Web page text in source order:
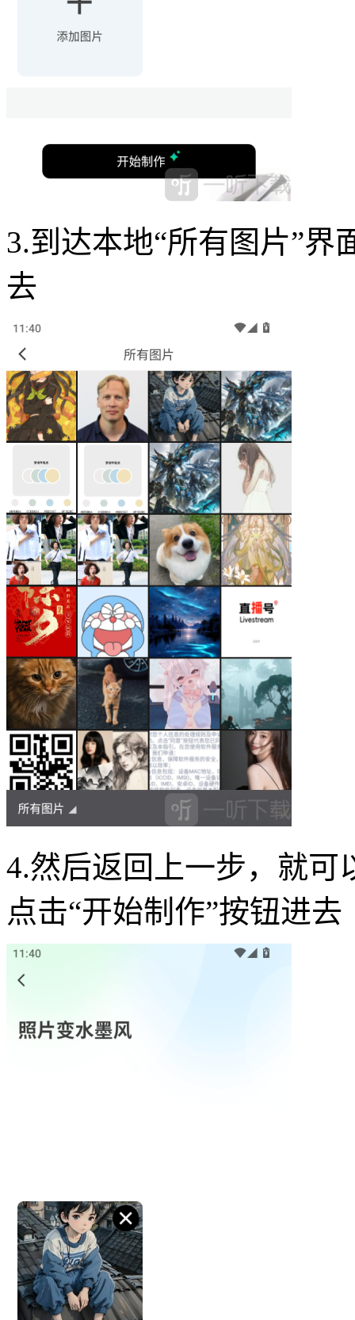
3.到达本地“所有图片”
去
4.然后返回上一步，就可
点击“开始制作”按钮进去